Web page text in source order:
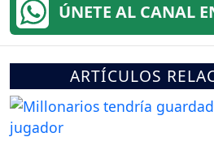
ÚNETE AL CANAL
ARTÍCULOS